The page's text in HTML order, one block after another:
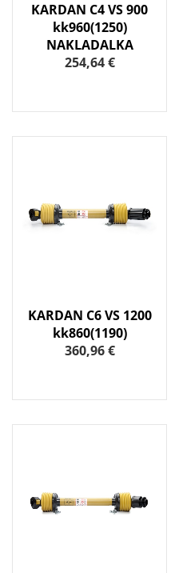
KARDAN C4 VS 900
kk960(1250)
NAKLADALKA
254,64 €
KARDAN C6 VS 1200
kk860(1190)
360,96 €